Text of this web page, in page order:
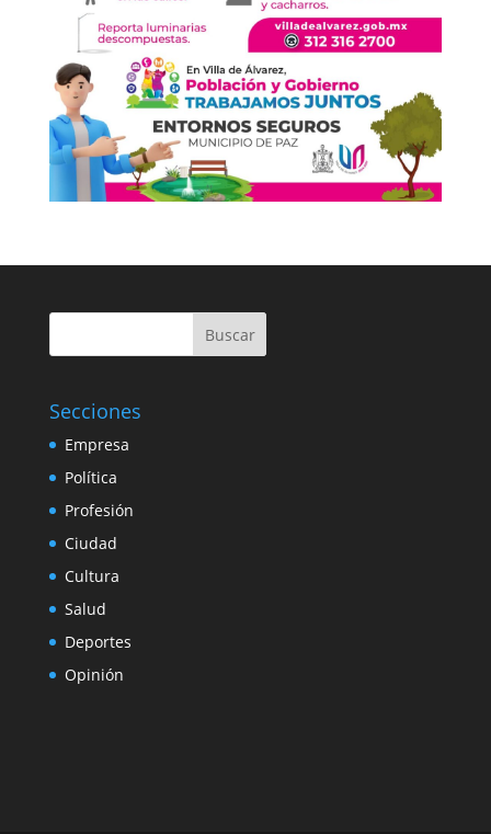
Buscar
Secciones
Empresa
Política
Profesión
Ciudad
Cultura
Salud
Deportes
Opinión